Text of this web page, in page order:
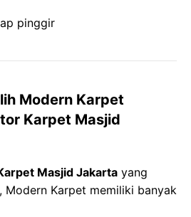
pinggir
Modern Karpet
Karpet Masjid
Masjid Jakarta yang
Modern Karpet memiliki banyak